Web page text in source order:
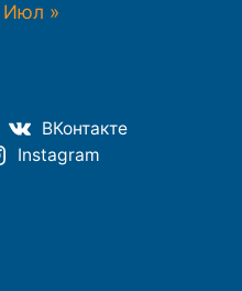
Июл »
ВКонтакте
Instagram